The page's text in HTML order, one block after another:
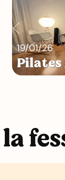
19/01/26